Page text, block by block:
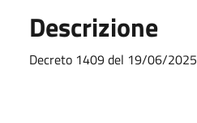
Descrizione
Decreto 1409 del 19/06/2025